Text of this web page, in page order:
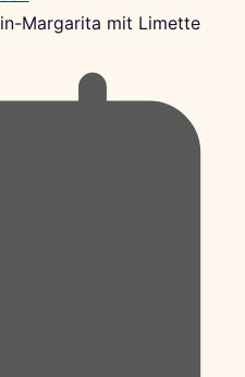
Margarita mit Limette